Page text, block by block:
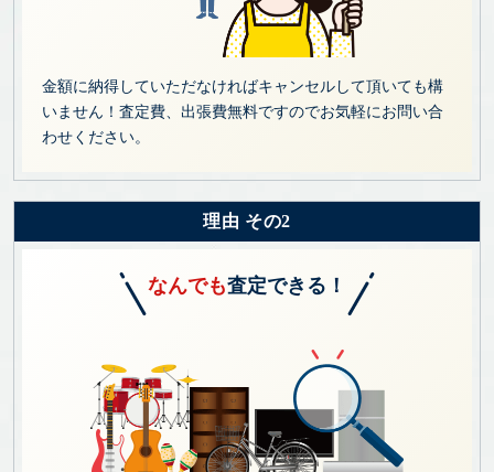
金額に納得していただなければキャンセルして頂いても構
いません！査定費、出張費無料ですのでお気軽にお問い合
わせください。
理由 その2
なんでも査定できる！